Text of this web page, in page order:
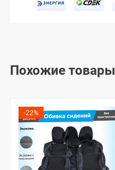
Похожие товары
-22%